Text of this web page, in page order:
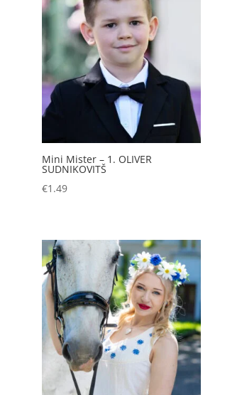
Mini Mister – 1. OLIVER
SUDNIKOVITŠ
€1.49